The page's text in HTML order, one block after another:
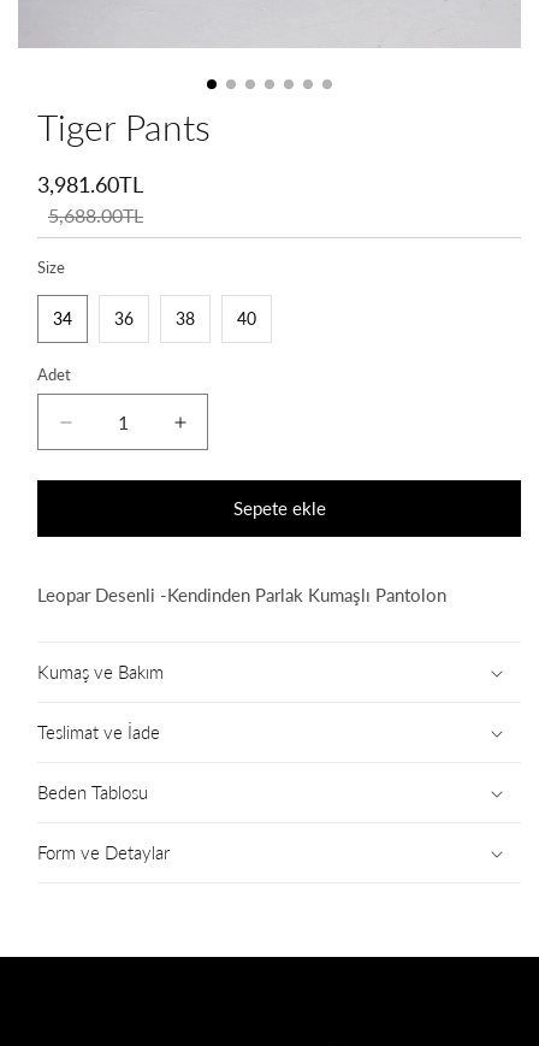
Tiger Pants
İndirimli
3,981.60TL
Normal
5,688.00TL
Size
34 36 38 40
Adet
Pants
için
azaltın
Tiger
Pants
için
artırın
Sepete ekle
Leopar Desenli -Kendinden Parlak Kumaşlı Pantolon
Kumaş ve Bakım
Teslimat ve İade
Beden Tablosu
Form ve Detaylar